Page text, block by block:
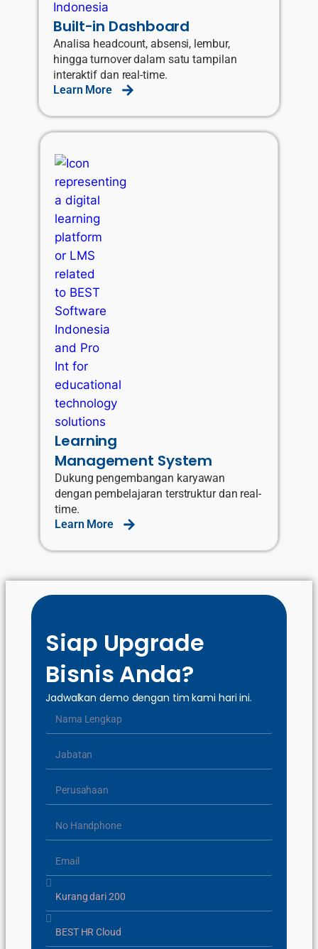
Built-in Dashboard
Analisa headcount, absensi, lembur,
hingga turnover dalam satu tampilan
interaktif dan real-time.
Learn More
Learning
Management System
Dukung pengembangan karyawan
dengan pembelajaran terstruktur dan real-
time.
Learn More
Siap Upgrade
Bisnis Anda?
Jadwalkan demo dengan tim kami hari ini.